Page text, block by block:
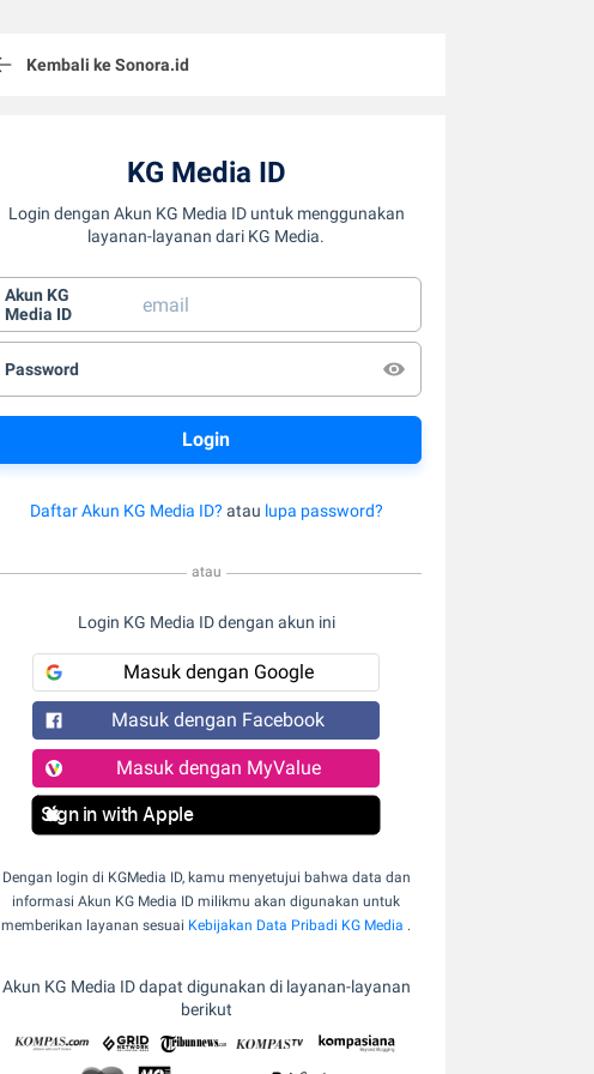
Kembali ke Sonora.id
KG Media ID
Login dengan Akun KG Media ID untuk menggunakan
layanan-layanan dari KG Media.
Akun KG
Media ID
Password
Daftar Akun KG Media ID? atau lupa password?
atau
Login KG Media ID dengan akun ini
Masuk dengan Google
Masuk dengan Facebook
Masuk dengan MyValue
Sign in with Apple
Dengan login di KGMedia ID, kamu menyetujui bahwa data dan
informasi Akun KG Media ID milikmu akan digunakan untuk
memberikan layanan sesuai Kebijakan Data Pribadi KG Media .
Akun KG Media ID dapat digunakan di layanan-layanan
berikut